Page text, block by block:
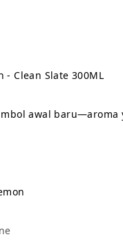
- Clean Slate 300ML
awal